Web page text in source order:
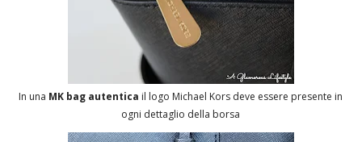
In una MK bag autentica il logo Michael Kors deve essere presente in
ogni dettaglio della borsa